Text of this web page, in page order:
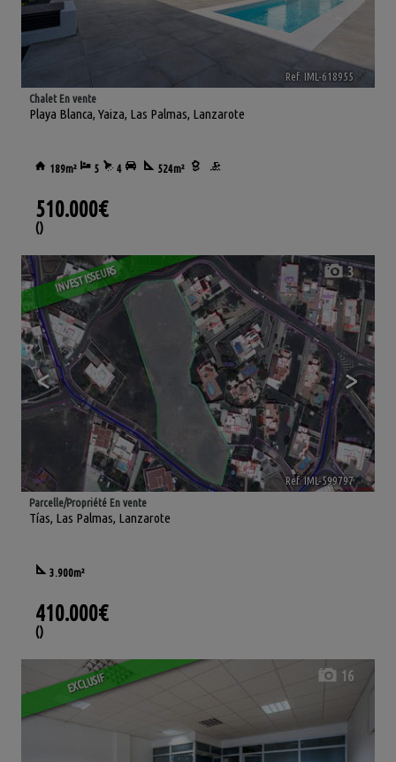
Ref. IML-618955 🔗
Playa Blanca, Yaiza, Las Palmas, Lanzarote
Chalet En vente
189m² 5 4 524m²
510.000€
()
INVESTISSEURS
< >
3
Ref. IML-599797 🔗
Tías, Las Palmas, Lanzarote
Parcelle/Propriété En vente
3.900m²
410.000€
()
EXCLUSIF 16